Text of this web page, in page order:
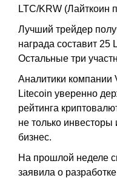
LTC/KRW (Лайткоин
Лучший трейдер
награда составит 25
Остальные три
Аналитики компании
Litecoin уверенно
рейтинга
не только
бизнес.
На прошлой неделе
заявила о